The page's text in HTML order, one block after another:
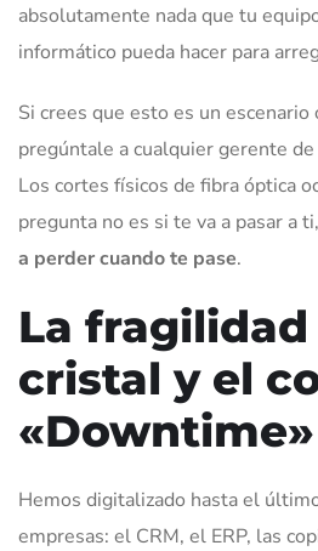
absolutamente nada que tu
informático pueda hacer para
Si crees que esto es un escenario
pregúntale a cualquier gerente
Los cortes físicos de fibra óptica
pregunta no es si te va a pasar a
a perder cuando te pase.
La fragilidad
cristal y el
«Downtime»
Hemos digitalizado hasta el
empresas: el CRM, el ERP, las